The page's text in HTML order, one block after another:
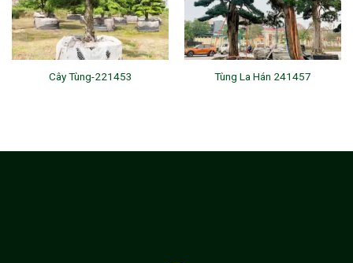
Cây Tùng-221453 Tùng La Hán 241457